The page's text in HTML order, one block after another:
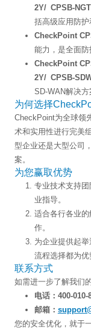
2Y/ CPSB-
括高级应用防护
CheckPoint
能力，是全面防
CheckPoint
2Y/ CPSB-
SD-WAN解决方
为何选择
CheckPoint为全球领
术和实用性进行完美
型企业还是大型公司
案。
为您赢取优势
专业技术支持
业指导。
适合各行各业
作。
为企业提供起
流程选择都为优
联系方式
如需进一步了解我们
电话：400-010-
邮箱：
您的安全优化，就于